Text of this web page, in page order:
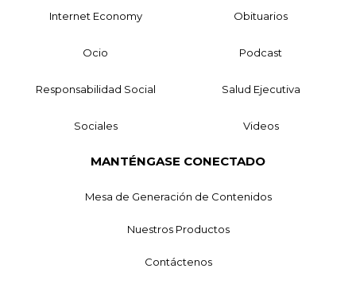
Internet Economy Obituarios
Ocio Podcast
Responsabilidad Social Salud Ejecutiva
Sociales Videos
MANTÉNGASE CONECTADO
Mesa de Generación de Contenidos
Nuestros Productos
Contáctenos